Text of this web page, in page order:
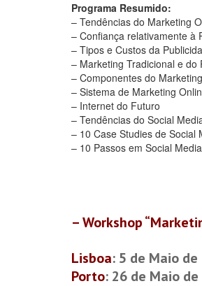
Programa Resumido:
– Tendências do Marketing
– Confiança relativamente à
– Tipos e Custos da
– Marketing Tradicional e do
– Componentes do
– Sistema de Marketing
– Internet do Futuro
– Tendências do Social
– 10 Case Studies de Social
– 10 Passos em Social
– Workshop
Lisboa: 5 de Maio
Porto: 26 de Maio